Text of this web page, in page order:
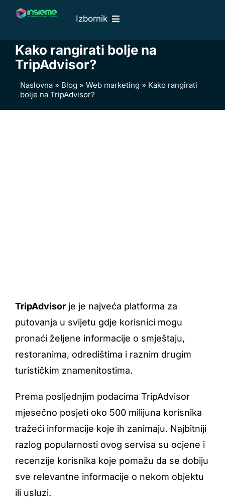
Skip
Izbornik
O nama
Web usluge
Kako rangirati bolje na
TripAdvisor?
Naslovna » Blog » Web marketing » Kako rangirati
bolje na TripAdvisor?
TripAdvisor je je najveća platforma za
putovanja u svijetu gdje korisnici mogu
pronaći željene informacije o smještaju,
restoranima, odredištima i raznim drugim
turističkim znamenitostima.
Prema posljednjim podacima TripAdvisor
mjesečno posjeti oko 500 milijuna korisnika
tražeći informacije koje ih zanimaju. Najbitniji
razlog popularnosti ovog servisa su ocjene i
recenzije korisnika koje pomažu da se dobiju
sve relevantne informacije o nekom objektu
ili usluzi.